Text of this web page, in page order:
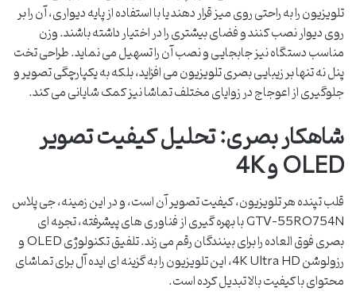
تلویزیون را به راحتی روی میز قرار دهند یا با استفاده از پایه دیواری، آن را بر
روی دیوار نصب کنند و فضای بیشتری را در اختیار داشته باشند. وزن
مناسب دستگاه نیز جابجایی و نصب آن را تسهیل می نماید. طراحی تخت
پنل نه تنها بر زیبایی بصری تلویزیون می افزاید، بلکه به یکپارچگی تصویر و
جلوگیری از اعوجاج در زوایای مختلف تماشا نیز کمک شایانی می کند.
شاهکار بصری: تحلیل کیفیت تصویر
QLED و 4K
قلب تپنده هر تلویزیون، کیفیت تصویر آن است، و در این زمینه، جی پلاس
GTV-55RQ754N با بهره گیری از فناوری های پیشرفته، تجربه ای
بصری فوق العاده را برای بینندگان رقم می زند. تلفیق تکنولوژی QLED و
رزولوشن 4K Ultra HD، این تلویزیون را به گزینه ای ایده آل برای تماشای
محتوای با کیفیت بالا تبدیل کرده است.